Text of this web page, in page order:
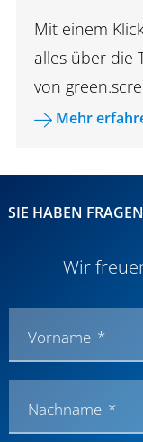
Mit einem
alles über die
von
Mehr
SIE HABEN
Wir
Vorname
Nachname